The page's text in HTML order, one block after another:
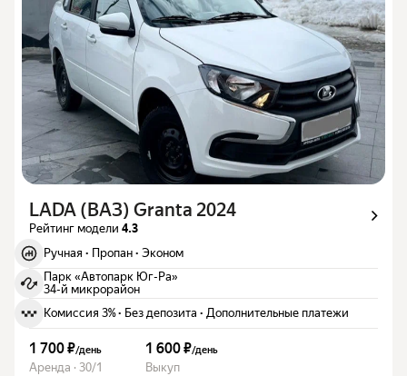
LADA (ВАЗ) Granta 2024
Рейтинг модели 4.3
Ручная · Пропан · Эконом
Парк «Автопарк Юг-Ра»
34-й микрорайон
Комиссия 3%· Без депозита · Дополнительные платежи
1 700 ₽/день
Аренда · 30/1
1 600 ₽/день
Выкуп